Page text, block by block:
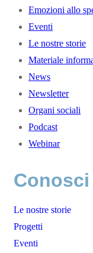
Emozioni allo
Eventi
Le nostre storie
Materiale
News
Newsletter
Organi sociali
Podcast
Webinar
Le nostre storie
Progetti
Eventi